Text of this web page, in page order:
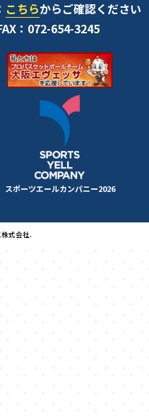
こちらからご確認ください
：072-654-3245
スポーツエールカンパニー2026
式会社.